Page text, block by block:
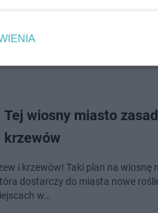
przedszk…
Tej wiosny miasto
krzewów
i krzewów! Taki plan na wiosnę
dostarczy do miasta nowe
w…